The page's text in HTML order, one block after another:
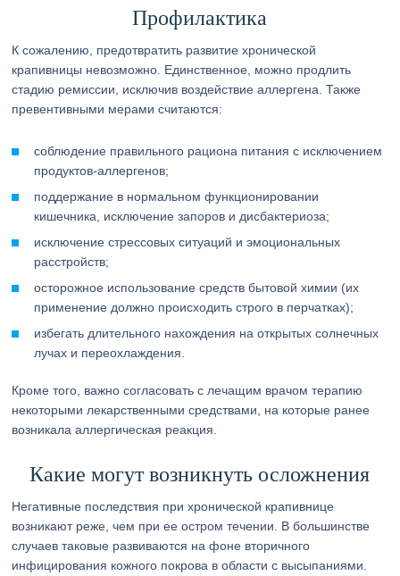
Профилактика
К сожалению, предотвратить развитие хронической
крапивницы невозможно. Единственное, можно продлить
стадию ремиссии, исключив воздействие аллергена. Также
превентивными мерами считаются:
соблюдение правильного рациона питания с исключением
продуктов-аллергенов;
поддержание в нормальном функционировании
кишечника, исключение запоров и дисбактериоза;
исключение стрессовых ситуаций и эмоциональных
расстройств;
осторожное использование средств бытовой химии (их
применение должно происходить строго в перчатках);
избегать длительного нахождения на открытых солнечных
лучах и переохлаждения.
Кроме того, важно согласовать с лечащим врачом терапию
некоторыми лекарственными средствами, на которые ранее
возникала аллергическая реакция.
Какие могут возникнуть осложнения
Негативные последствия при хронической крапивнице
возникают реже, чем при ее остром течении. В большинстве
случаев таковые развиваются на фоне вторичного
инфицирования кожного покрова в области с высыпаниями.